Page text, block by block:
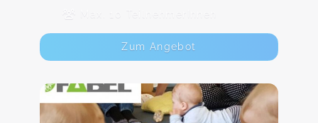
Max. 10 TeilnehmerInnen
Zum Angebot